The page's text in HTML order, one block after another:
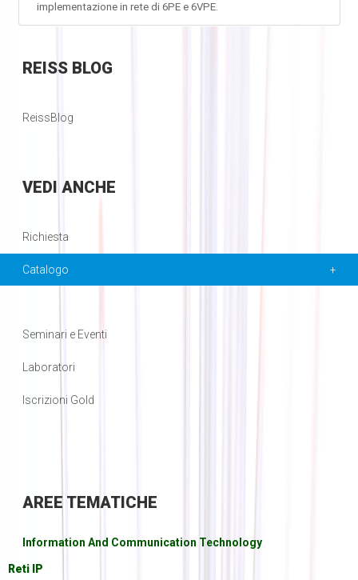
implementazione in rete di 6PE e 6VPE.
REISSBLOG
ReissBlog
VEDI ANCHE
Richiesta
Catalogo
Seminari e Eventi
Laboratori
Iscrizioni Gold
AREE TEMATICHE
Information And Communication Technology
Reti IP